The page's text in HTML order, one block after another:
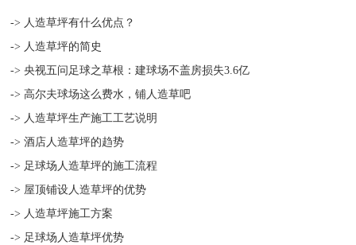
-> 人造草坪有什么优点？
-> 人造草坪的简史
-> 央视五问足球之草根：建球场不盖房损失3.6亿
-> 高尔夫球场这么费水，铺人造草吧
-> 人造草坪生产施工工艺说明
-> 酒店人造草坪的趋势
-> 足球场人造草坪的施工流程
-> 屋顶铺设人造草坪的优势
-> 人造草坪施工方案
-> 足球场人造草坪优势